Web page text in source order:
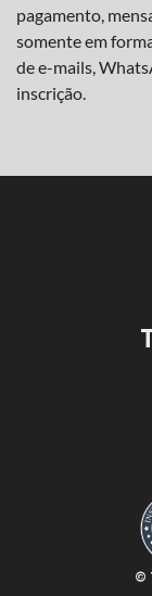
pagamento,
somente em
de e-mails,
inscrição.
©